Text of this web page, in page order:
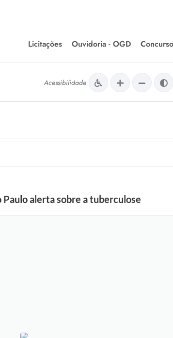
Licitações
Editais de Licitações
Chamamentos Públicos
Ouvidoria - OGD
Meio Ambiente
Acessibilidade
alerta sobre a tuberculose